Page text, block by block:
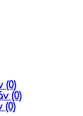
(0)
(0)
(0)